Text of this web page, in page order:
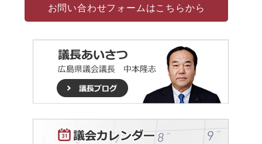
お問い合わせフォームはこちらから